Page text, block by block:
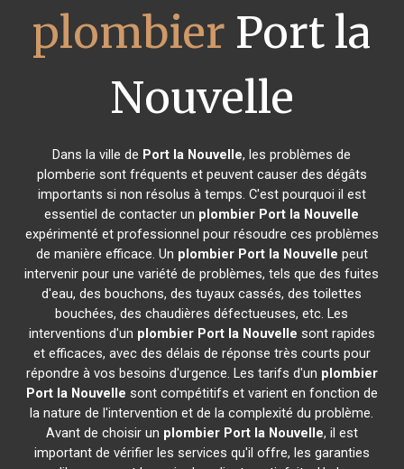
plombier Port la
Nouvelle
Dans la ville de Port la Nouvelle, les problèmes de
plomberie sont fréquents et peuvent causer des dégâts
importants si non résolus à temps. C'est pourquoi il est
essentiel de contacter un plombier Port la Nouvelle
expérimenté et professionnel pour résoudre ces problèmes
de manière efficace. Un plombier Port la Nouvelle peut
intervenir pour une variété de problèmes, tels que des fuites
d'eau, des bouchons, des tuyaux cassés, des toilettes
bouchées, des chaudières défectueuses, etc. Les
interventions d'un plombier Port la Nouvelle sont rapides
et efficaces, avec des délais de réponse très courts pour
répondre à vos besoins d'urgence. Les tarifs d'un plombier
Port la Nouvelle sont compétitifs et varient en fonction de
la nature de l'intervention et de la complexité du problème.
Avant de choisir un plombier Port la Nouvelle, il est
important de vérifier les services qu'il offre, les garanties